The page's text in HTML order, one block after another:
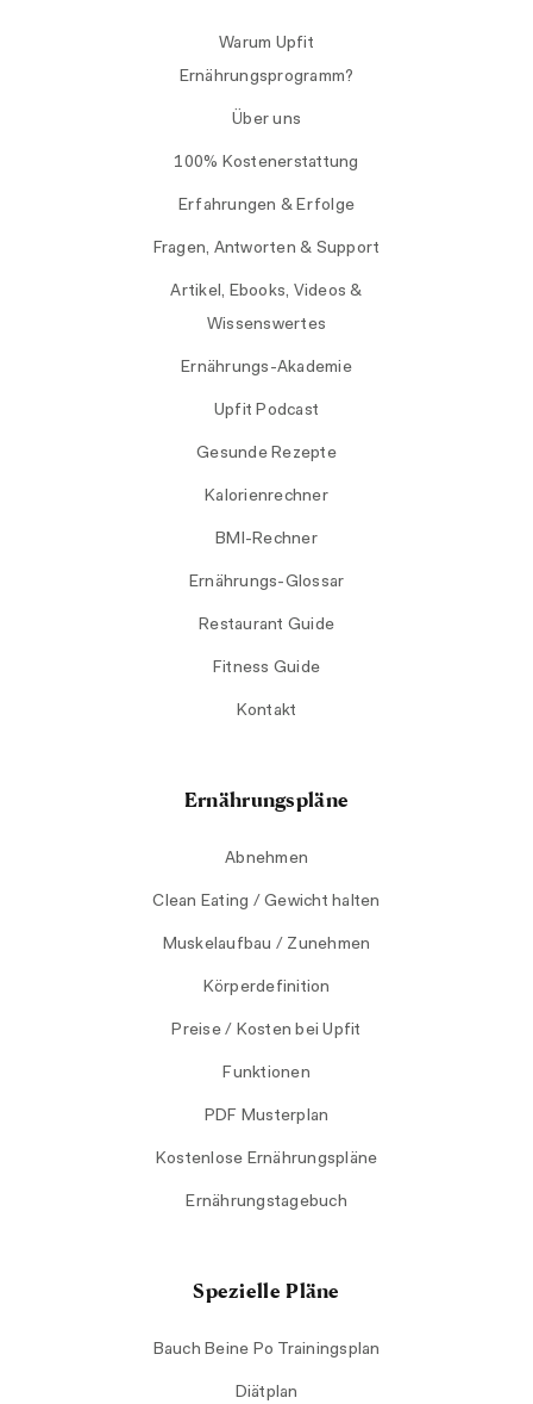
Warum Upfit
Ernährungsprogramm?
Über uns
100% Kostenerstattung
Erfahrungen & Erfolge
Fragen, Antworten & Support
Artikel, Ebooks, Videos &
Wissenswertes
Ernährungs-Akademie
Upfit Podcast
Gesunde Rezepte
Kalorienrechner
BMI-Rechner
Ernährungs-Glossar
Restaurant Guide
Fitness Guide
Kontakt
Ernährungspläne
Abnehmen
Clean Eating / Gewicht halten
Muskelaufbau / Zunehmen
Körperdefinition
Preise / Kosten bei Upfit
Funktionen
PDF Musterplan
Kostenlose Ernährungspläne
Ernährungstagebuch
Spezielle Pläne
Bauch Beine Po Trainingsplan
Diätplan